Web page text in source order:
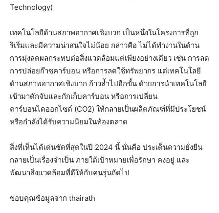
Technology)
เทคโนโลยีด้านสภาพอากาศเชิงบวก เป็นหนึ่งในโครงการที่ถูก
ริเริ่มและมีความน่าสนใจไม่น้อย กล่าวคือ ไม่ได้ทำงานในด้าน
การมุ่งลดผลกระทบต่อสิ่งแวดล้อมแต่เพียงอย่างเดียว เช่น การลด
การปล่อยก๊าซคาร์บอน หรือการลดใช้ทรัพยากร แต่เทคโนโลยี
ด้านสภาพอากาศเชิงบวก ก้าวล้ำไปอีกขั้น ด้วยการนำเทคโนโลยี
เข้ามาดักจับและกักเก็บคาร์บอน หรือการเปลี่ยน
คาร์บอนไดออกไซด์ (CO2) ให้กลายเป็นผลิตภัณฑ์ที่มีประโยชน์
หรือกำลังได้รับความนิยมในท้องตลาด
สิ่งที่เห็นได้เด่นชัดที่สุดในปี 2024 นี้ นั่นคือ ประเด็นความยั่งยืน
กลายเป็นเรื่องจำเป็น ภายใต้เป้าหมายเพื่อรักษา คงอยู่ และ
พัฒนาสิ่งแวดล้อมที่ดีให้กับคนรุ่นถัดไป
ขอบคุณข้อมูลจาก thairath